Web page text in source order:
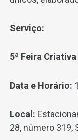
Serviço:
5ª Feira Criativa
Data e Horário:
Local:
28, número 319,